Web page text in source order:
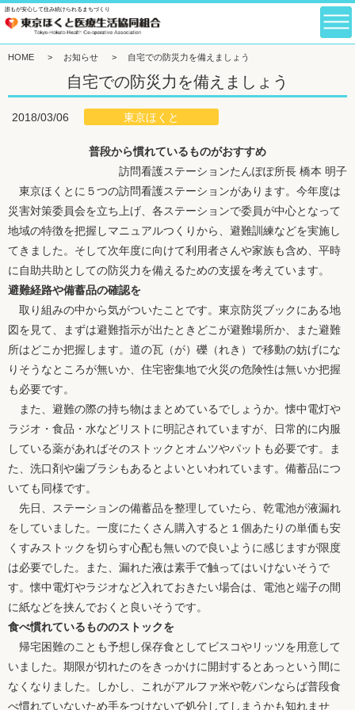
誰もが安心して住み続けられるまちづくり
HOME > お知らせ > 自宅での防災力を備えましょう
自宅での防災力を備えましょう
2018/03/06 東京ほくと
普段から慣れているものがおすすめ
訪問看護ステーションたんぽぽ所長 橋本 明子
東京ほくとに５つの訪問看護ステーションがあります。今年度は
災害対策委員会を立ち上げ、各ステーションで委員が中心となって
地域の特徴を把握しマニュアルつくりから、避難訓練などを実施し
てきました。そして次年度に向けて利用者さんや家族も含め、平時
に自助共助としての防災力を備えるための支援を考えています。
避難経路や備蓄品の確認を
取り組みの中から気がついたことです。東京防災ブックにある地
図を見て、まずは避難指示が出たときどこが避難場所か、また避難
所はどこか把握します。道の瓦（が）礫（れき）で移動の妨げにな
りそうなところが無いか、住宅密集地で火災の危険性は無いか把握
も必要です。
また、避難の際の持ち物はまとめているでしょうか。懐中電灯や
ラジオ・食品・水などリストに明記されていますが、日常的に内服
している薬があればそのストックとオムツやパットも必要です。ま
た、洗口剤や歯ブラシもあるとよいといわれています。備蓄品につ
いても同様です。
先日、ステーションの備蓄品を整理していたら、乾電池が液漏れ
をしていました。一度にたくさん購入すると１個あたりの単価も安
くすみストックを切らす心配も無いので良いように感じますが限度
は必要でした。また、漏れた液は素手で触ってはいけないそうで
す。懐中電灯やラジオなど入れておきたい場合は、電池と端子の間
に紙などを挟んでおくと良いそうです。
食べ慣れているもののストックを
帰宅困難のことも予想し保存食としてビスコやリッツを用意して
いました。期限が切れたのをきっかけに開封するとあっという間に
なくなりました。しかし、これがアルファ米や乾パンならば普段食
べ慣れていないため手をつけないで処分してしまうかも知れませ